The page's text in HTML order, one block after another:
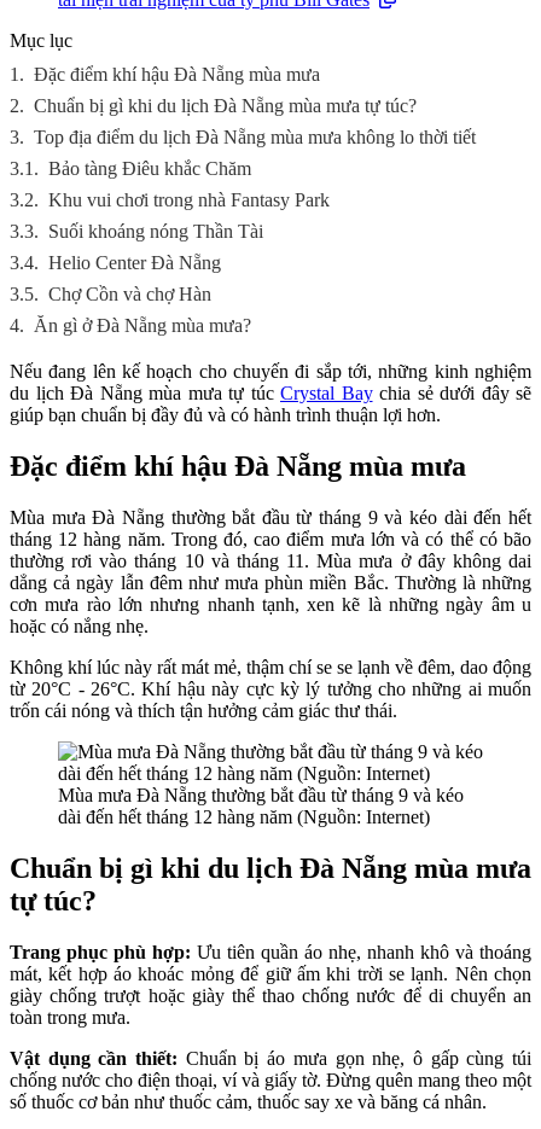
Mục lục
1. Đặc điểm khí hậu Đà Nẵng mùa mưa
2. Chuẩn bị gì khi du lịch Đà Nẵng mùa mưa tự túc?
3. Top địa điểm du lịch Đà Nẵng mùa mưa không lo thời tiết
3.1. Bảo tàng Điêu khắc Chăm
3.2. Khu vui chơi trong nhà Fantasy Park
3.3. Suối khoáng nóng Thần Tài
3.4. Helio Center Đà Nẵng
3.5. Chợ Cồn và chợ Hàn
4. Ăn gì ở Đà Nẵng mùa mưa?
Nếu đang lên kế hoạch cho chuyến đi sắp tới, những kinh nghiệm
du lịch Đà Nẵng mùa mưa tự túc Crystal Baychia sẻ dưới đây sẽ
giúp bạn chuẩn bị đầy đủ và có hành trình thuận lợi hơn.
Đặc điểm khí hậu Đà Nẵng mùa mưa
Mùa mưa Đà Nẵng thường bắt đầu từ tháng 9 và kéo dài đến hết
tháng 12 hàng năm. Trong đó, cao điểm mưa lớn và có thể có bão
thường rơi vào tháng 10 và tháng 11. Mùa mưa ở đây không dai
dẳng cả ngày lẫn đêm như mưa phùn miền Bắc. Thường là những
cơn mưa rào lớn nhưng nhanh tạnh, xen kẽ là những ngày âm u
hoặc có nắng nhẹ.
Không khí lúc này rất mát mẻ, thậm chí se se lạnh về đêm, dao động
từ 20°C - 26°C. Khí hậu này cực kỳ lý tưởng cho những ai muốn
trốn cái nóng và thích tận hưởng cảm giác thư thái.
Mùa mưa Đà Nẵng thường bắt đầu từ tháng 9 và kéo
dài đến hết tháng 12 hàng năm (Nguồn: Internet)
Chuẩn bị gì khi du lịch Đà Nẵng mùa mưa
tự túc?
Trang phục phù hợp: Ưu tiên quần áo nhẹ, nhanh khô và thoáng
mát, kết hợp áo khoác mỏng để giữ ấm khi trời se lạnh. Nên chọn
giày chống trượt hoặc giày thể thao chống nước để di chuyển an
toàn trong mưa.
Vật dụng cần thiết: Chuẩn bị áo mưa gọn nhẹ, ô gấp cùng túi
chống nước cho điện thoại, ví và giấy tờ. Đừng quên mang theo một
số thuốc cơ bản như thuốc cảm, thuốc say xe và băng cá nhân.